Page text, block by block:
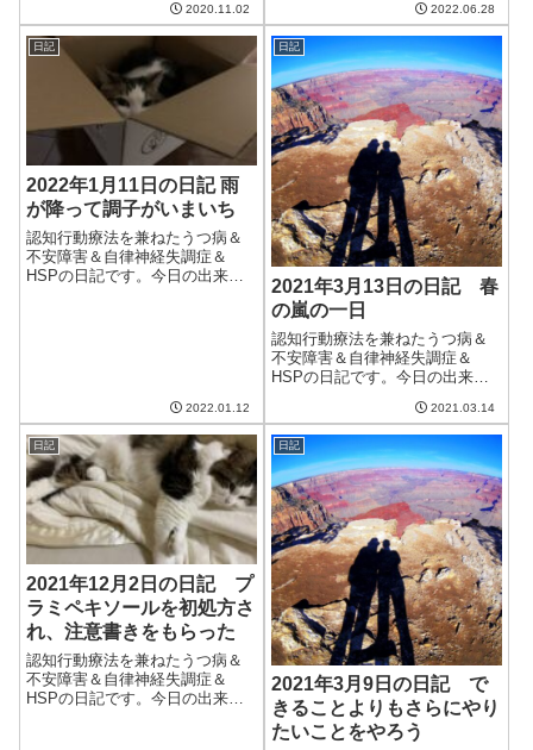
も多く、秋晴れというわけでも
ない。明日からは雨になるよう
で、ちょっと憂鬱。喉が痛い症
状が続いていたが、さらに悪化
してしまった。当...
2020.11.02 2022.06.28
日記
2022年1月11日の日記 雨
が降って調子がいまいち
認知行動療法を兼ねたうつ病＆
不安障害＆自律神経失調症＆
HSPの日記です。今日の出来事
2022.01.12
日記
2021年3月13日の日記 春
の嵐の一日
認知行動療法を兼ねたうつ病＆
不安障害＆自律神経失調症＆
HSPの日記です。今日の出来事
雷もなり、春の嵐といった感じ
だった。それに伴い、夫の調子
もいまいち。やる気があまり出
ないし、不安も大きい。木の芽
時は耐えるしかな...
2021.03.14
日記
2021年12月2日の日記 プ
ラミペキソールを初処方さ
れ、注意書きをもらった
認知行動療法を兼ねたうつ病＆
不安障害＆自律神経失調症＆
HSPの日記です。今日の出来事
日記
2021年3月9日の日記 で
きることよりもさらにやり
たいことをやろう